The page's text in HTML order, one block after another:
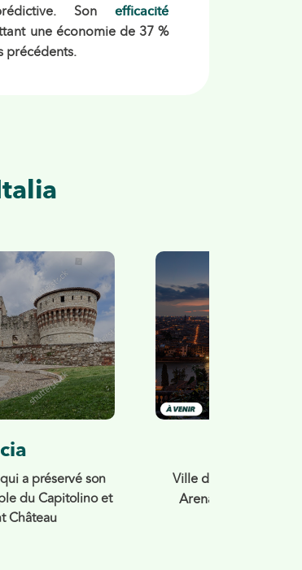
Son efficacité
une économie de 37 %
précédents.
a préservé son
du Capitolino et
Château
Ville de Roméo et
Arena